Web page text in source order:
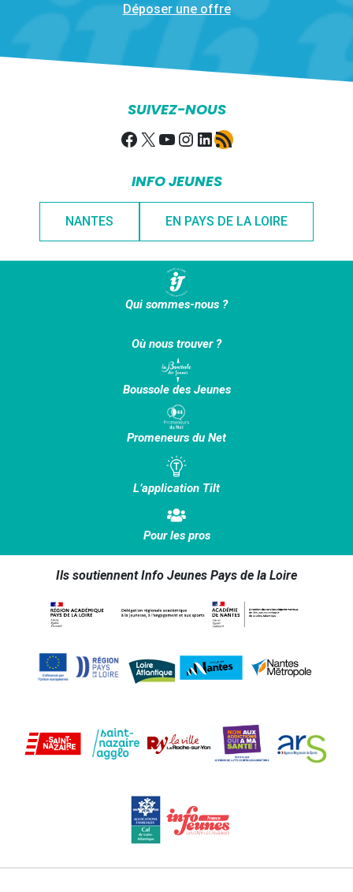
Déposer une offre
SUIVEZ-NOUS
Facebook
X YouTube
Instagram
LinkedIn
Flux RSS
INFO JEUNES
NANTES EN PAYS DE LA LOIRE
Qui sommes-nous ?
Où nous trouver ?
Boussole des Jeunes
Promeneurs du Net
L’application Tilt
Pour les pros
Ils soutiennent Info Jeunes Pays de la Loire